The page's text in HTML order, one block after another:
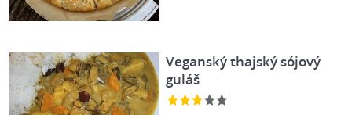
Veganský thajský sójový
guláš